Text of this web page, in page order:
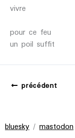
vivre
pour ce feu
un poil suffit
précédent
bluesky / mastodon